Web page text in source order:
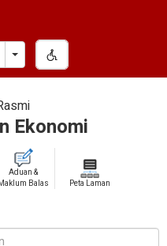
Toggle Dropdown
Ekonomi
Aduan &
Balas
Peta Laman